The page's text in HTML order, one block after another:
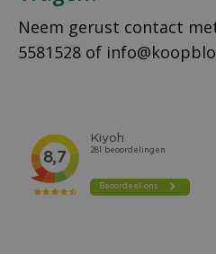
Neem gerust contact
5581528 of